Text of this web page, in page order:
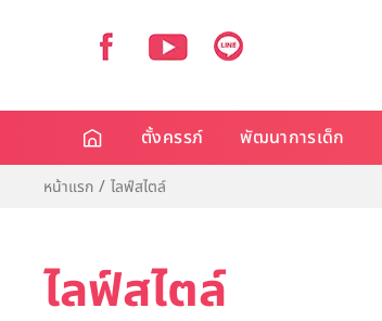
ตั้งครรภ์ พัฒนาการเด็ก
หน้าแรก ไลฟ์สไตล์
ไลฟ์สไตล์